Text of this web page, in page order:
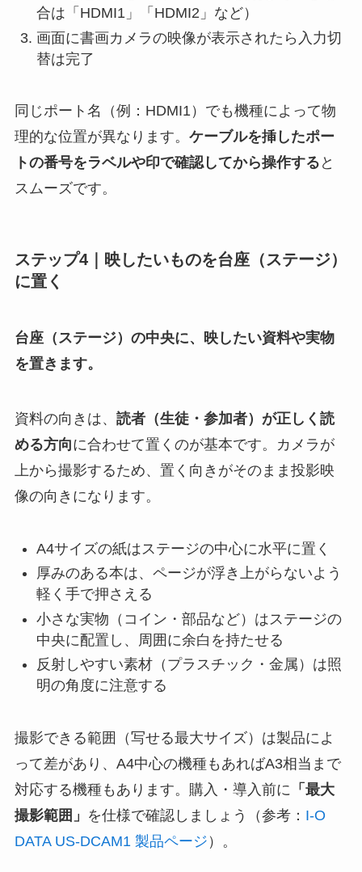
合は「HDMI1」「HDMI2」など）
画面に書画カメラの映像が表示されたら入力切
替は完了
同じポート名（例：HDMI1）でも機種によって物
理的な位置が異なります。 ケーブルを挿したポー
トの番号をラベルや印で確認してから操作する と
スムーズです。
ステップ4｜映したいものを台座（ステージ）
に置く
台座（ステージ）の中央に、映したい資料や実物
を置きます。
資料の向きは、 読者（生徒・参加者）が正しく読
める方向に合わせて置くのが基本です。カメラが
上から撮影するため、置く向きがそのまま投影映
像の向きになります。
A4サイズの紙はステージの中心に水平に置く
厚みのある本は、ページが浮き上がらないよう
軽く手で押さえる
小さな実物（コイン・部品など）はステージの
中央に配置し、周囲に余白を持たせる
反射しやすい素材（プラスチック・金属）は照
明の角度に注意する
撮影できる範囲（写せる最大サイズ）は製品によ
って差があり、A4中心の機種もあればA3相当まで
対応する機種もあります。購入・導入前に 「最大
撮影範囲」 を仕様で確認しましょう（参考： I-O
DATA US-DCAM1 製品ページ ）。